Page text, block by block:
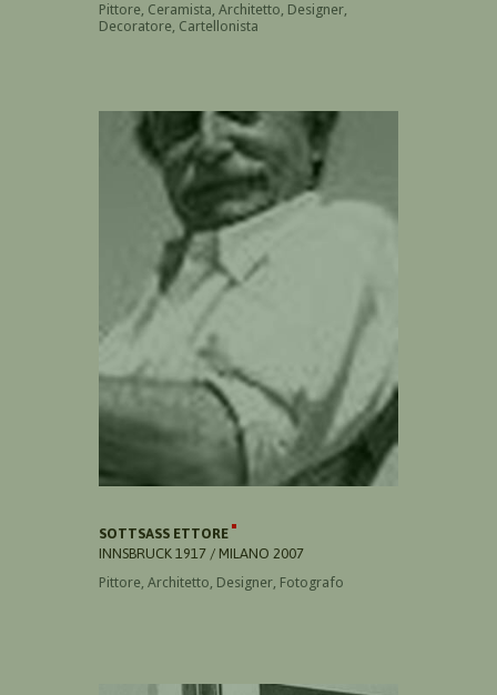
Pittore, Ceramista, Architetto, Designer,
Decoratore, Cartellonista
SOTTSASS ETTORE
INNSBRUCK 1917 / MILANO 2007
Pittore, Architetto, Designer, Fotografo